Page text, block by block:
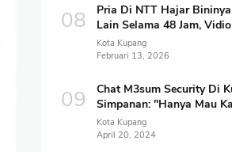
Pria Di NTT Hajar
Lain Selama 48 Jam,
Kota Kupang
Februari 13, 2026
Chat M3sum Security Di
Simpanan: "Hanya Mau
Kota Kupang
April 20, 2024